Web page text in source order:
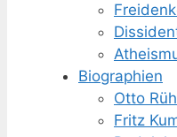
Biographien
Otto
Fritz